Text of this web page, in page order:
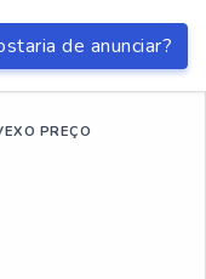
de anunciar?
PREÇO